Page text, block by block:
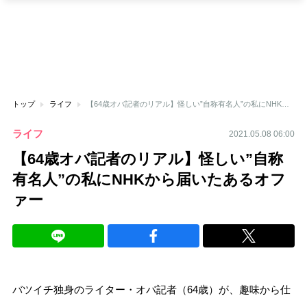
トップ ライフ 【64歳オバ記者のリアル】怪しい”自称有名人”の私にNHKから届いたあるオファー
ライフ 2021.05.08 06:00
【64歳オバ記者のリアル】怪しい”自称
有名人”の私にNHKから届いたあるオフ
ァー
バツイチ独身のライター・オバ記者（64歳）が、趣味から仕